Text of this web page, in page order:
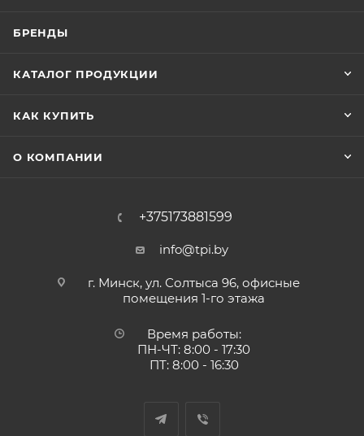
БРЕНДЫ
КАТАЛОГ ПРОДУКЦИИ
КАК КУПИТЬ
О КОМПАНИИ
+375173881599
info@tpi.by
г. Минск, ул. Солтыса 96, офисные
помещения 1-го этажа
Время работы:
ПН-ЧТ: 8:00 - 17:30
ПТ: 8:00 - 16:30